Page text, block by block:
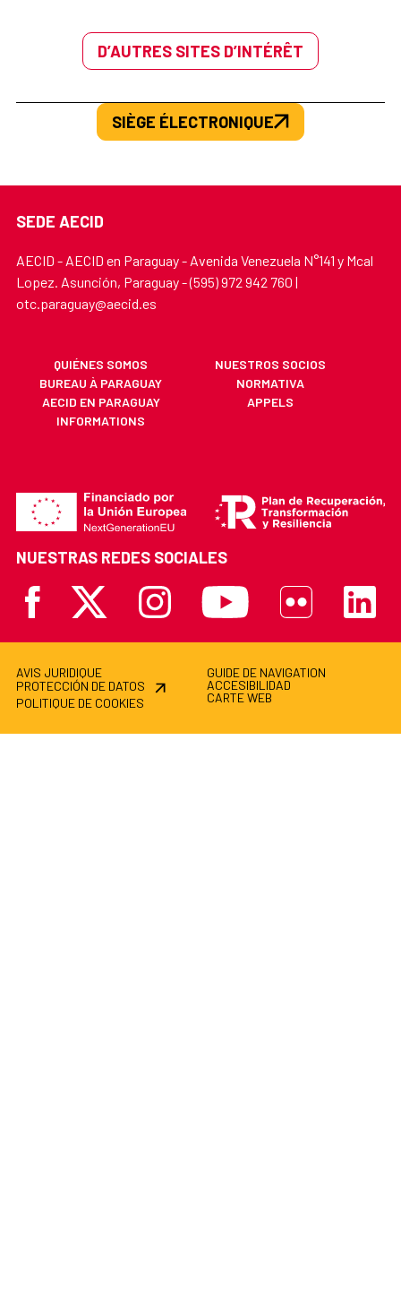
D’AUTRES SITES D’INTÉRÊT
SIÈGE ÉLECTRONIQUE
SEDE AECID
AECID - AECID en Paraguay - Avenida Venezuela N°141 y Mcal
Lopez. Asunción, Paraguay - (595) 972 942 760 |
otc.paraguay@aecid.es
QUIÉNES SOMOS
NUESTROS SOCIOS
BUREAU À PARAGUAY
NORMATIVA
AECID EN PARAGUAY
APPELS
INFORMATIONS
NUESTRAS REDES SOCIALES
Facebook
X InstagramYoutube Flickr Linkedin
AVIS JURIDIQUE
PROTECCIÓN DE DATOS
POLITIQUE DE COOKIES
GUIDE DE NAVIGATION
ACCESIBILIDAD
CARTE WEB